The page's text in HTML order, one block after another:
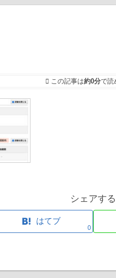
この記事は約0分で読
シェアする
はてブ
0